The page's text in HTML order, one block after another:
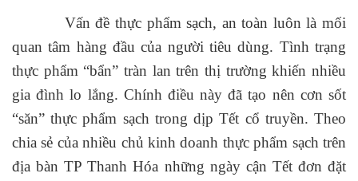
Vấn đề thực phẩm sạch, an toàn luôn là mối
quan tâm hàng đầu của người tiêu dùng. Tình trạng
thực phẩm “bẩn” tràn lan trên thị trường khiến nhiều
gia đình lo lắng. Chính điều này đã tạo nên cơn sốt
“săn” thực phẩm sạch trong dịp Tết cổ truyền. Theo
chia sẻ của nhiều chủ kinh doanh thực phẩm sạch trên
địa bàn TP Thanh Hóa những ngày cận Tết đơn đặt